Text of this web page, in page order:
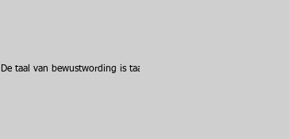
De taal van bewustwording is taal